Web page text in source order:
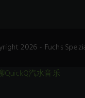
2026 - Fuchs
QuickQ汽水音乐